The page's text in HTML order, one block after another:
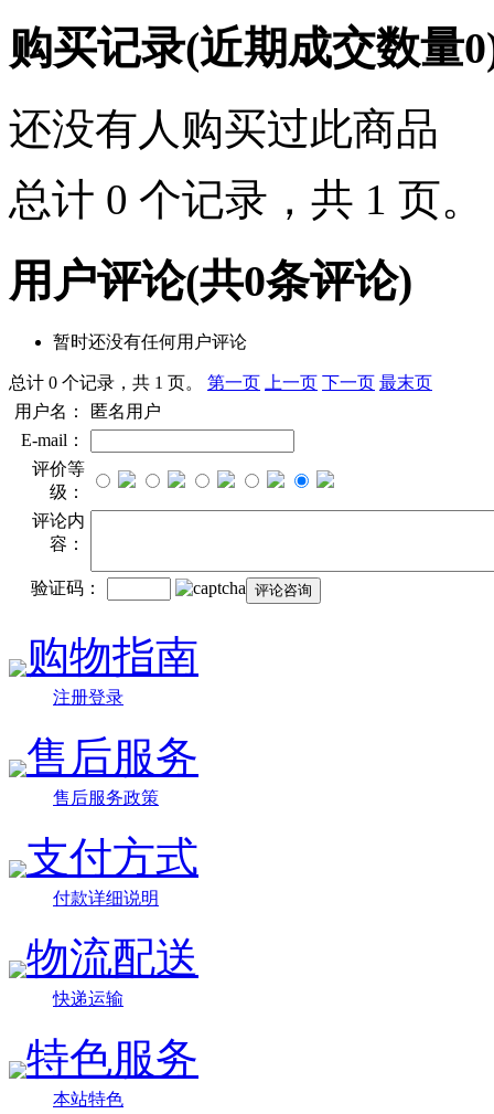
购买记录(近期成交数量0
还没有人购买过此商品
总计 0 个记录，共 1 页。
用户评论(共0条评论)
暂时还没有任何用户评论
总计 0 个记录，共 1 页。 第一页 上一页 下一页 最末页
用户名：
匿名用户
E-mail：
评价等
级：
评论内
容：
验证码：
购物指南
注册登录
售后服务
售后服务政策
支付方式
付款详细说明
物流配送
快递运输
特色服务
本站特色